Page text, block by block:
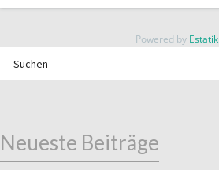
Powered by Estatik
Neueste Beiträge